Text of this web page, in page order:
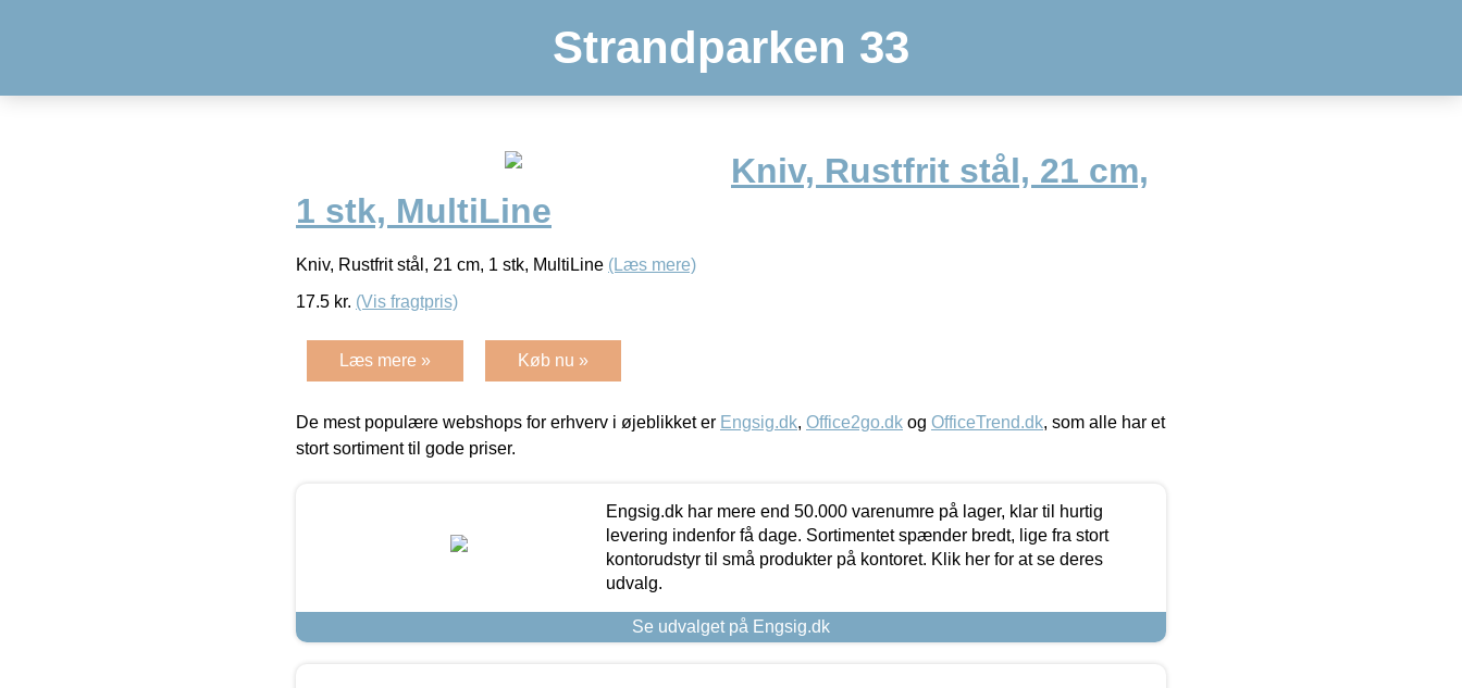
Strandparken 33
Kniv, Rustfrit stål, 21 cm,
1 stk, MultiLine
Kniv, Rustfrit stål, 21 cm, 1 stk, MultiLine (Læs mere)
17.5 kr. (Vis fragtpris)
Læs mere » Køb nu »
De mest populære webshops for erhverv i øjeblikket er Engsig.dk, Office2go.dk og OfficeTrend.dk, som alle har et
stort sortiment til gode priser.
Engsig.dk har mere end 50.000 varenumre på lager, klar til hurtig
levering indenfor få dage. Sortimentet spænder bredt, lige fra stort
kontorudstyr til små produkter på kontoret. Klik her for at se deres
udvalg.
Se udvalget på Engsig.dk